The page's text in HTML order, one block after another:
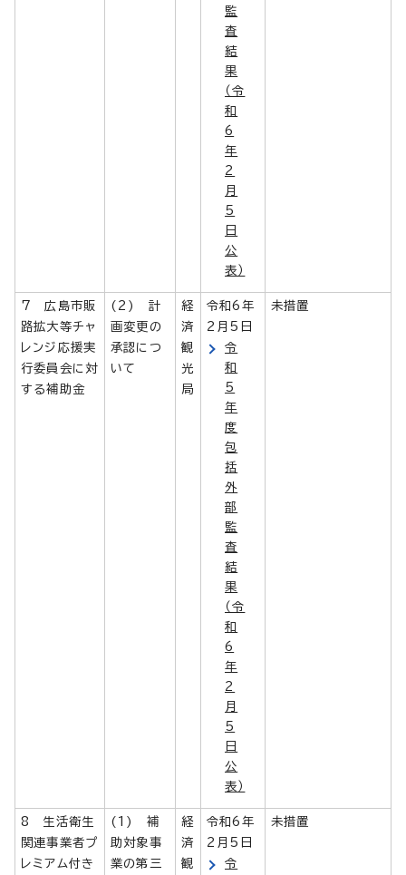
監
査
結
果
（令
和
6
年
2
月
5
日
公
表）
7 広島市販
路拡大等チャ
レンジ応援実
行委員会に対
する補助金
(2) 計
画変更の
承認につ
いて
経
済
観
光
局
令和6年
2月5日
令
和
5
年
度
包
括
外
部
監
査
結
果
（令
和
6
年
2
月
5
日
公
表）
未措置
8 生活衛生
関連事業者プ
レミアム付き
(1) 補
助対象事
業の第三
経
済
観
令和6年
2月5日
令
未措置